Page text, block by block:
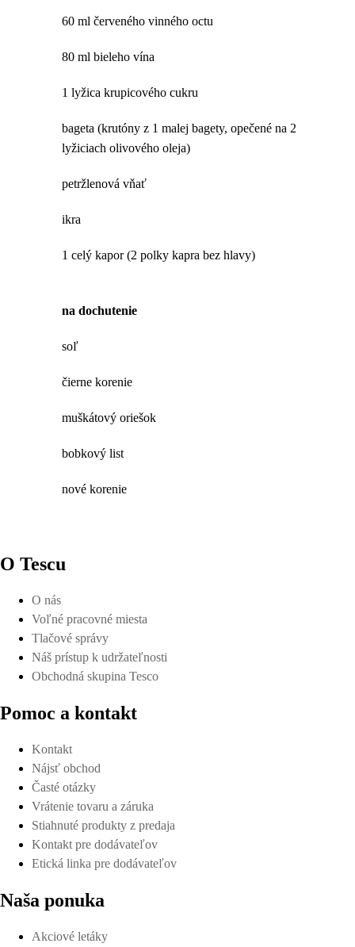
60 ml červeného vinného octu
80 ml bieleho vína
1 lyžica krupicového cukru
bageta (krutóny z 1 malej bagety, opečené na 2
lyžiciach olivového oleja)
petržlenová vňať
ikra
1 celý kapor (2 polky kapra bez hlavy)
na dochutenie
soľ
čierne korenie
muškátový oriešok
bobkový list
nové korenie
O Tescu
O nás
Voľné pracovné miesta
Tlačové správy
Náš prístup k udržateľnosti
Obchodná skupina Tesco
Pomoc a kontakt
Kontakt
Nájsť obchod
Časté otázky
Vrátenie tovaru a záruka
Stiahnuté produkty z predaja
Kontakt pre dodávateľov
Etická linka pre dodávateľov
Naša ponuka
Akciové letáky